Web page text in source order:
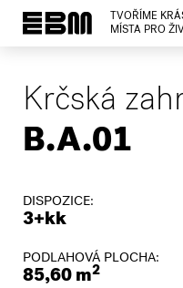
TVOŘÍME
MÍSTA PRO
Krčská
B.A.01
DISPOZICE:
3+kk
PODLAHOVÁ PLOCHA:
85,60 m2